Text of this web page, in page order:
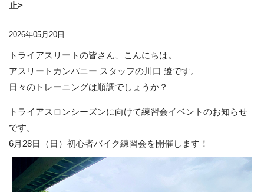
止>
2026年05月20日
トライアスリートの皆さん、こんにちは。
アスリートカンパニー スタッフの川口 遼です。
日々のトレーニングは順調でしょうか？
トライアスロンシーズンに向けて練習会イベントのお知らせ
です。
6月28日（日）初心者バイク練習会を開催します！